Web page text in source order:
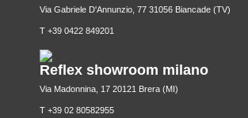
Via Gabriele D'Annunzio, 77 31056 Biancade (TV)
T +39 0422 849201
Reflex showroom milano
Via Madonnina, 17 20121 Brera (MI)
T +39 02 80582955